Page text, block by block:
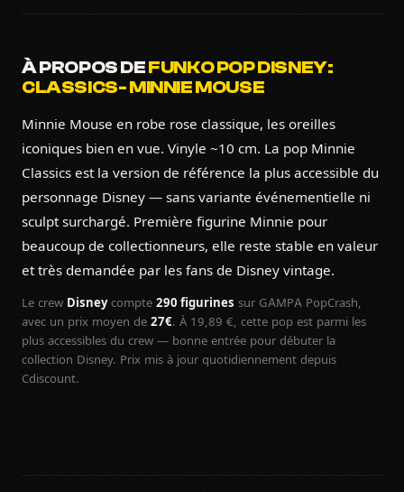
À PROPOS DEFUNKO POP DISNEY:
CLASSICS- MINNIE MOUSE
Minnie Mouse en robe rose classique, les oreilles
iconiques bien en vue. Vinyle ~10 cm. La pop Minnie
Classics est la version de référence la plus accessible du
personnage Disney — sans variante événementielle ni
sculpt surchargé. Première figurine Minnie pour
beaucoup de collectionneurs, elle reste stable en valeur
et très demandée par les fans de Disney vintage.
Le crew Disneycompte 290 figurines sur GAMPA PopCrash,
avec un prix moyen de 27€. À 19,89 €, cette pop est parmi les
plus accessibles du crew — bonne entrée pour débuter la
collection Disney. Prix mis à jour quotidiennement depuis
Cdiscount.